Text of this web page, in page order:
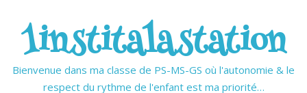
1institalastation
Bienvenue dans ma classe de PS-MS-GS où l'autonomie & le
respect du rythme de l'enfant est ma priorité…